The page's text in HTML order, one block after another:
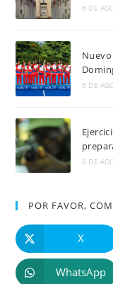
6 DE
6 DE
6 DE
POR FAVOR,
X
WhatsApp